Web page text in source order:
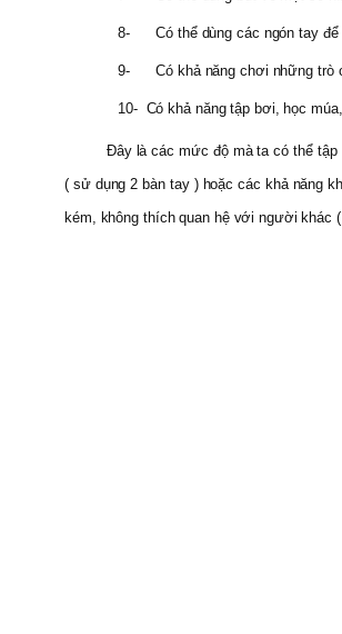
8- Có thể dùng các ngón tay
9- Có khả năng chơi những trò
10- Có khả năng tập bơi, học
Đây là các mức độ mà ta có thể tập
( sử dụng 2 bàn tay ) hoặc các khả năng
kém, không thích quan hệ với người khác